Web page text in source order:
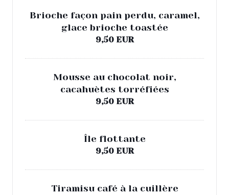
Brioche façon pain perdu, caramel,
glace brioche toastée
9,50 EUR
Mousse au chocolat noir,
cacahuètes torréfiées
9,50 EUR
Île flottante
9,50 EUR
Tiramisu café à la cuillère